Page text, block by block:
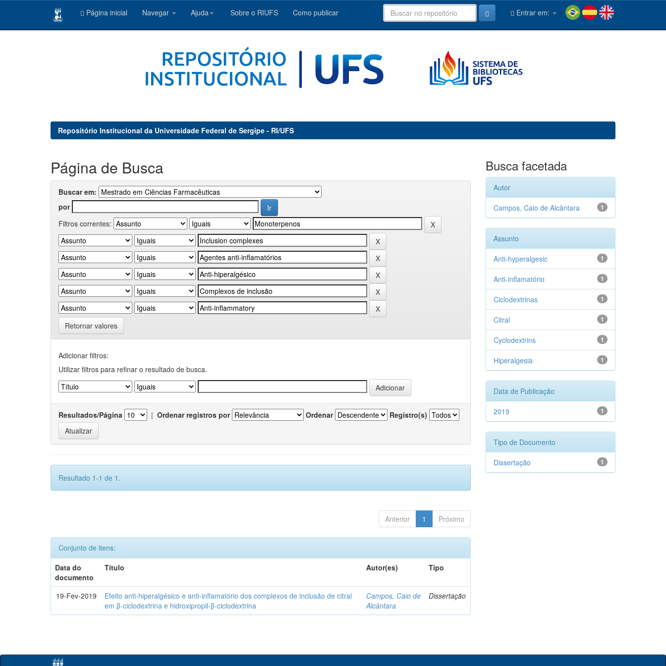
Página inicial Navegar Ajuda Sobre o RIUFS Como publicar Entrar em:
Repositório Institucional da Universidade Federal de Sergipe - RI/UFS
Página de Busca
Buscar em:
por
Filtros correntes:
Retornar valores
Adicionar filtros:
Utilizar filtros para refinar o resultado de busca.
Resultados/Página | Ordenar registros por Ordenar Registro(s)
Resultado 1-1 de 1.
Anterior 1 Próximo
Conjunto de itens:
Data do
documento
Título Autor(es) Tipo
19-Fev-2019
Efeito anti-hiperalgésico e anti-inflamatório dos complexos de inclusão de citral
em β-ciclodextrina e hidroxipropil-β-ciclodextrina
Campos, Caio de
Alcântara
Dissertação
Busca facetada
Autor
1
Campos, Caio de Alcântara
Assunto
1
Anti-hyperalgesic
1
Anti-inflamatório
1
Ciclodextrinas
1
Citral
1
Cyclodextrins
1
Hiperalgesia
Data de Publicação
1
2019
Tipo de Documento
1
Dissertação